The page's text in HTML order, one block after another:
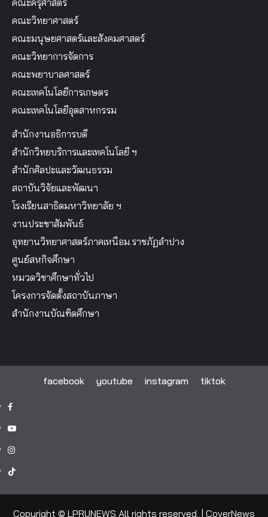
คณะครุศาสตร์
คณะวิทยาศาสตร์
คณะมนุษยศาสตร์และสังคมศาสตร์
คณะวิทยาการจัดการ
คณะพยาบาลศาสตร์
คณะเทคโนโลยีการเกษตร
คณะเทคโนโลยีอุตสาหกรรม
สำนักงานอธิการบดี
สำนักวิทยบริการและเทคโนโลยี ฯ
สำนักศิลปะและวัฒนธรรม
สถาบันวิจัยและพัฒนา
โรงเรียนสาธิตมหาวิทยาลัย ฯ
งานประชาสัมพันธ์
อุทยานวิทยาศาสตร์ภาคเหนือม.ราชภัฏลำปาง
ศูนย์สหกิจศึกษา
หมวดวิชาศึกษาทั่วไป
โครงการจัดตั้งสถาบันภาษา
สำนักงานบัณฑิตศึกษา
facebook youtube instagram tiktok
facebook
youtube
instagram
tiktok
Copyright © LPRUNEWS All rights reserved. CoverNews